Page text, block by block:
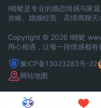
I蜻蜓是专业的婚恋情感与家
攻略、婚姻经营、高情商聊天
Copyright © 2026 I蜻蜓
用心相遇，让每一段情感都有
豫ICP备13023283号-22
网站地图